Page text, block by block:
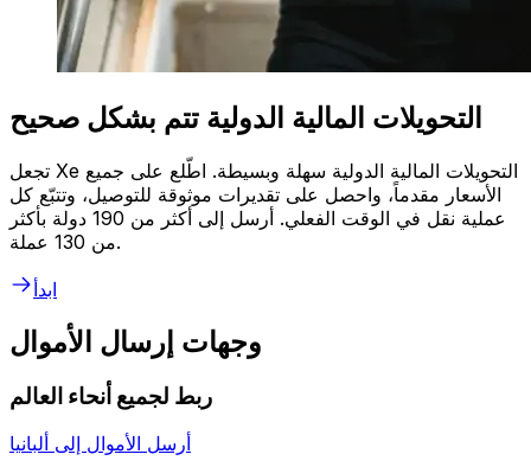
التحويلات المالية الدولية تتم بشكل صحيح
تجعل Xe التحويلات المالية الدولية سهلة وبسيطة. اطّلع على جميع
الأسعار مقدماً، واحصل على تقديرات موثوقة للتوصيل، وتتبّع كل
عملية نقل في الوقت الفعلي. أرسل إلى أكثر من 190 دولة بأكثر
من 130 عملة.
ابدأ
وجهات إرسال الأموال
ربط لجميع أنحاء العالم
أرسل الأموال إلى ألبانيا